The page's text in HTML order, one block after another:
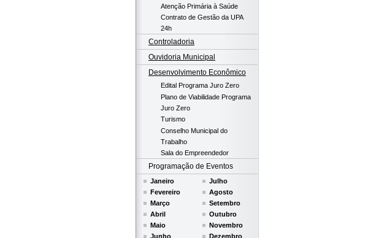
Atenção Primária à Saúde
Contrato de Gestão da UPA
24h
Controladoria
Ouvidoria Municipal
Desenvolvimento Econômico
Edital Programa Juro Zero
Plano de Viabilidade Programa
Juro Zero
Turismo
Conselho Municipal do
Trabalho
Sala do Empreendedor
Programação de Eventos
Janeiro
Fevereiro
Março
Abril
Maio
Junho
Julho
Agosto
Setembro
Outubro
Novembro
Dezembro